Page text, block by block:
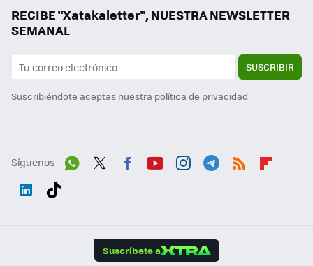
RECIBE "Xatakaletter", NUESTRA NEWSLETTER
SEMANAL
SUSCRIBIR
Suscribiéndote aceptas nuestra política de privacidad
Síguenos
Suscríbete a